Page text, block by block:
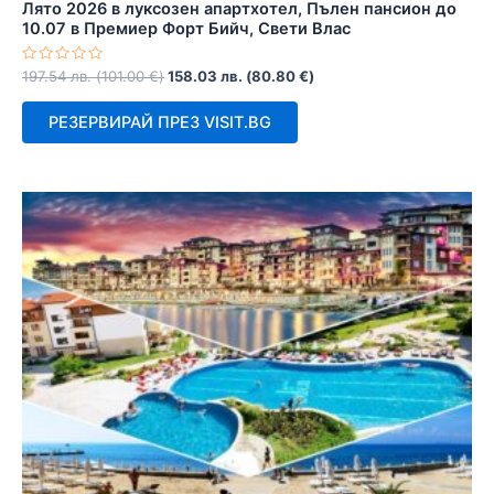
Лято 2026 в луксозен апартхотел, Пълен пансион до
10.07 в Премиер Форт Бийч, Свети Влас
Оценено
0
197.54лв. (101.00€)158.03 лв. (80.80€)
РЕЗЕРВИРАЙ ПРЕЗ VISIT.BG